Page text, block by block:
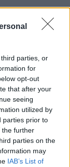
parties, or
for
opt-out
that after your
seeing
utilized by
parties prior to
the further
parties on the
may
IAB’s List of
festmények,
2015-03-25